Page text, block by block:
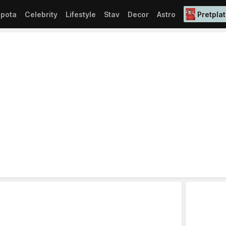
Celebrity Lifestyle Stav Decor Astro